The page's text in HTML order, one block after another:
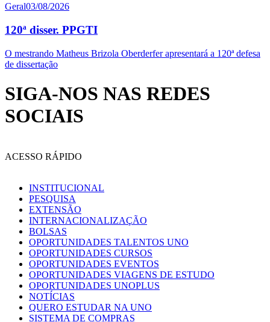
Geral03/08/2026
120ª disser. PPGTI
O mestrando Matheus Brizola Oberderfer apresentará a 120ª defesa
de dissertação
SIGA-NOS NAS REDES
SOCIAIS
ACESSO RÁPIDO
INSTITUCIONAL
PESQUISA
EXTENSÃO
INTERNACIONALIZAÇÃO
BOLSAS
OPORTUNIDADES TALENTOS UNO
OPORTUNIDADES CURSOS
OPORTUNIDADES EVENTOS
OPORTUNIDADES VIAGENS DE ESTUDO
OPORTUNIDADES UNOPLUS
NOTÍCIAS
QUERO ESTUDAR NA UNO
SISTEMA DE COMPRAS